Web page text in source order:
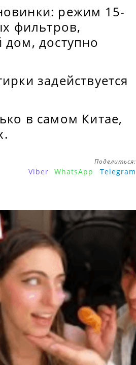
режим 15-
фильтров,
доступно
задействуется
в самом Китае,
Поделиться:
Viber WhatsApp Telegram